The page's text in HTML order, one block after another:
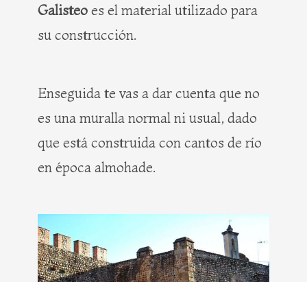
Galisteo es el material utilizado para
su construcción.
Enseguida te vas a dar cuenta que no
es una muralla normal ni usual, dado
que está construida con cantos de río
en época almohade.